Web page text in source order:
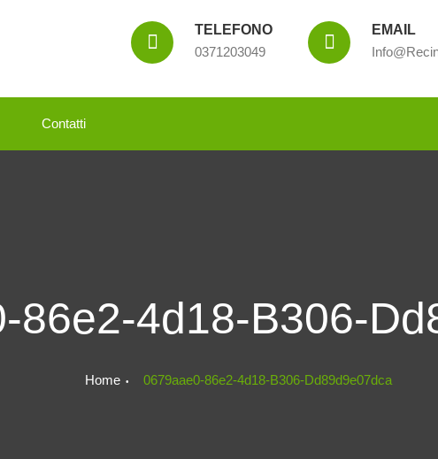
TELEFONO
0371203049
EMAIL
Contatti
86e2-4d18-B306-
Home 0679aae0-86e2-4d18-B306-Dd89d9e07dca